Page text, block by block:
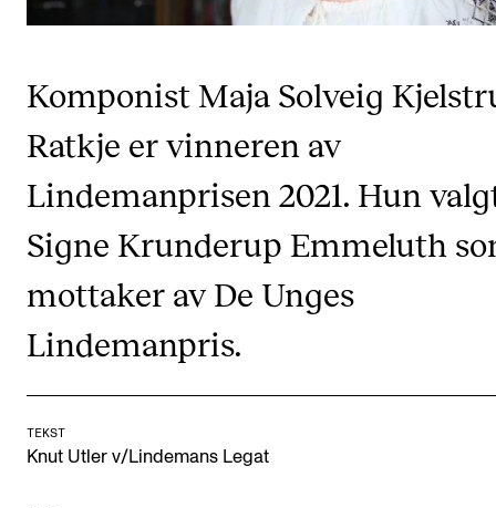
Fagmiljøer
Studentutvalet SUT (student.nmh.no)
FORSKNING
CERM
CREMAH
NordART
Prosjekter
INTERNASJONALT
Komponist Maja Solveig
Ratkje er vinneren av
Lindemanprisen 2021. Hun
Signe Krunderup Emmeluth
mottaker av De Unges
Lindemanpris.
TEKST
Knut Utler v/Lindemans Legat